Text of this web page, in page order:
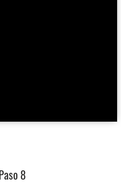
Paso 8